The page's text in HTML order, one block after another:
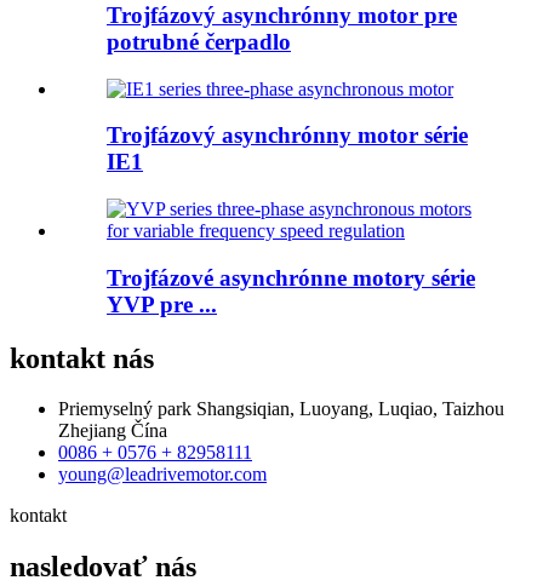
Trojfázový asynchrónny motor pre
potrubné čerpadlo
Trojfázový asynchrónny motor série
IE1
Trojfázové asynchrónne motory série
YVP pre ...
kontakt nás
Priemyselný park Shangsiqian, Luoyang, Luqiao, Taizhou
Zhejiang Čína
0086 + 0576 + 82958111
young@leadrivemotor.com
kontakt
nasledovať nás